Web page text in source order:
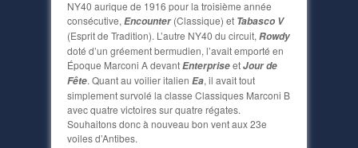
NY40 aurique de 1916 pour la troisième année
consécutive, Encounter(Classique) et Tabasco V
(Esprit de Tradition). L’autre NY40 du circuit, Rowdy
doté d’un gréement bermudien, l’avait emporté en
Époque Marconi A devantEnterpriseetJour de
Fête. Quant au voilier italien Ea, il avait tout
simplement survolé la classe Classiques Marconi B
avec quatre victoires sur quatre régates.
Souhaitons donc à nouveau bon vent aux 23e
voiles d’Antibes.